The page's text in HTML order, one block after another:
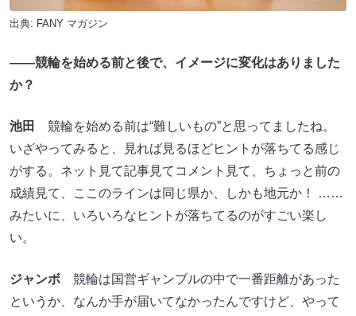
出典: FANY マガジン
――競輪を始める前と後で、イメージに変化はありました
か？
池田
競輪を始める前は“難しいもの”と思ってましたね。
いざやってみると、見れば見るほどヒントが落ちてる感じ
がする。ネット見て記事見てコメント見て、ちょっと前の
成績見て、ここのラインは同じ県か、しかも地元か！ ……
みたいに、いろいろなヒントが落ちてるのがすごい楽し
い。
ジャンボ 競輪は国営ギャンブルの中で一番距離があった
というか、なんか手が届いてなかったんですけど、やって